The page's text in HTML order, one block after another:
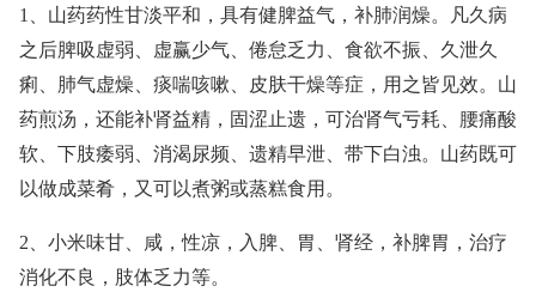
1、山药药性甘淡平和，具有健脾益气，补肺润燥。凡久病
之后脾吸虚弱、虚赢少气、倦怠乏力、食欲不振、久泄久
痢、肺气虚燥、痰喘咳嗽、皮肤干燥等症，用之皆见效。山
药煎汤，还能补肾益精，固涩止遗，可治肾气亏耗、腰痛酸
软、下肢痿弱、消渴尿频、遗精早泄、带下白浊。山药既可
以做成菜肴，又可以煮粥或蒸糕食用。
2、小米味甘、咸，性凉，入脾、胃、肾经，补脾胃，治疗
消化不良，肢体乏力等。